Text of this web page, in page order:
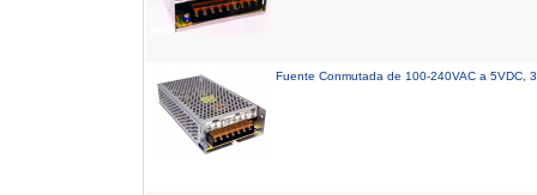
Fuente Conmutada de 100-240VAC a 5VDC,